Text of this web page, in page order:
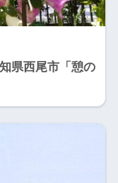
県西尾市「憩の